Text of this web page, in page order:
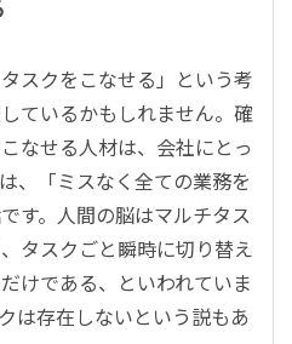
スクをこなせる」という考
ているかもしれません。確
なせる人材は、会社にとっ
、「ミスなく全ての業務を
す。人間の脳はマルチタス
タスクごと瞬時に切り替え
けである、といわれていま
は存在しないという説もあ